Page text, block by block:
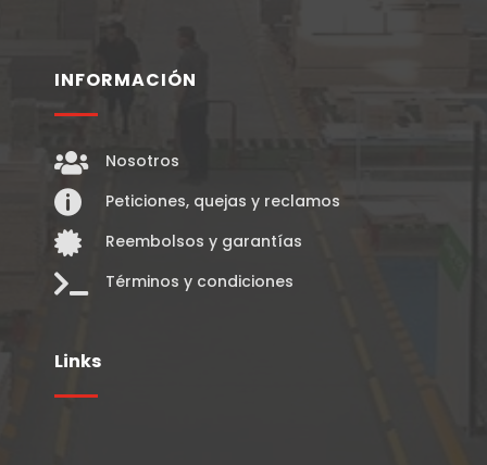
INFORMACIÓN
 Nosotros
 Peticiones, quejas y reclamos
 Reembolsos y garantías
 Términos y condiciones
Links